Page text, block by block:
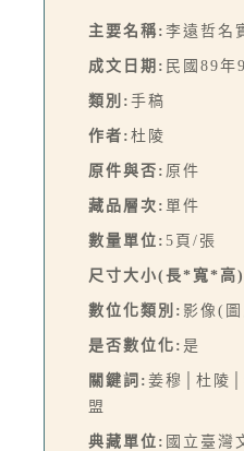
主要名稱: 李遠哲名
成文日期: 民國89年
類別: 手稿
作者: 杜陵
原件與否: 原件
藏品層次: 單件
數量單位: 5頁/張
尺寸大小(長*寬*高
數位化類別: 影像(
是否數位化: 是
關鍵詞: 姜穆│杜陵
盟
典藏單位: 國立臺灣